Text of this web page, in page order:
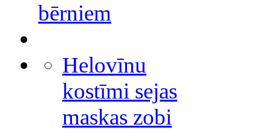
bērniem
Helovīnu
kostīmi sejas
maskas zobi